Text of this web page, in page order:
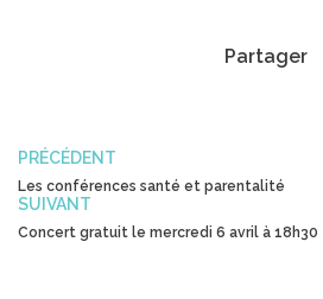
Partager
PRÉCÉDENT
Les conférences santé et parentalité
SUIVANT
Concert gratuit le mercredi 6 avril à 18h30